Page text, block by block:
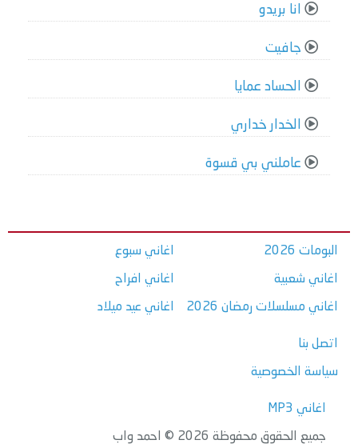
انا بريدو
جافيت
الحساد عمايا
الخدار خداري
عاملني بي قسوة
البومات 2026
اغاني شعبية
اغاني مسلسلات رمضان 2026
اغاني سبوع
اغاني افراح
اغاني عيد ميلاد
اتصل بنا
سياسة الخصوصية
اغاني MP3
جميع الحقوق محفوظة 2026 © احمد واب